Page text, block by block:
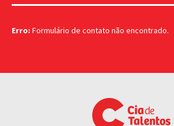
Erro: Formulário de contato não encontrado.